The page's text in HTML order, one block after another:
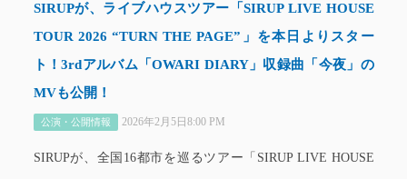
SIRUPが、ライブハウスツアー「SIRUP LIVE HOUSE
TOUR 2026 “TURN THE PAGE”」を本日よりスター
ト！3rdアルバム「OWARI DIARY」収録曲「今夜」の
MVも公開！
公演・公開情報 2026年2月5日8:00 PM
SIRUPが、全国16都市を巡るツアー「SIRUP LIVE HOUSE